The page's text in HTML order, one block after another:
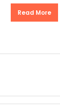
Read More